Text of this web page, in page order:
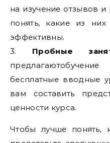
на изучение отзывов
понять, какие из
эффективны.
3. Пробные
бесплатные вводные
вам составить
ценности курса.
Чтобы лучше понять,